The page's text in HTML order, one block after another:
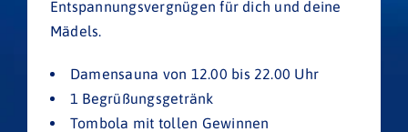
Entspannungsvergnügen für dich und deine
Mädels.
Damensauna von 12.00 bis 22.00 Uhr
1 Begrüßungsgetränk
Tombola mit tollen Gewinnen